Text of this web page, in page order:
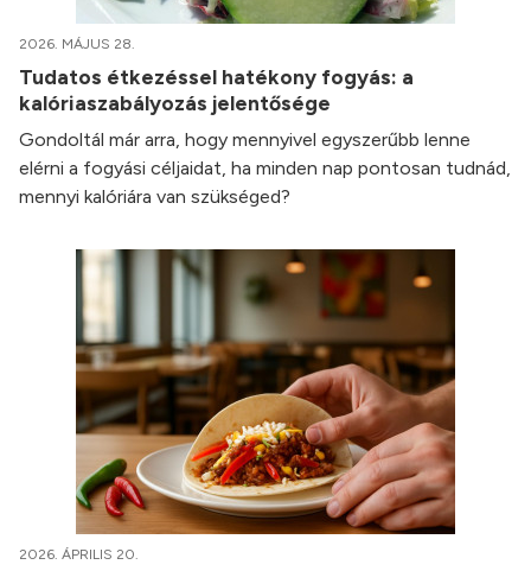
2026. MÁJUS 28.
Tudatos étkezéssel hatékony fogyás: a
kalóriaszabályozás jelentősége
Gondoltál már arra, hogy mennyivel egyszerűbb lenne
elérni a fogyási céljaidat, ha minden nap pontosan tudnád,
mennyi kalóriára van szükséged?
2026. ÁPRILIS 20.